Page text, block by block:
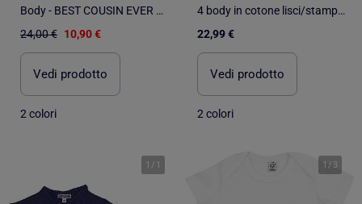
Body - BEST COUSIN EVER MPT
24,00 € 10,90 €
Vedi prodotto
2 colori
4 body in cotone lisci/stampati
22,99 €
Vedi prodotto
2 colori
1 / 1 1 / 3